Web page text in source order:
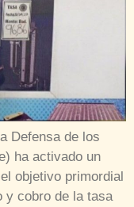
Defensa de los
ha activado un
objetivo primordial
y cobro de la tasa